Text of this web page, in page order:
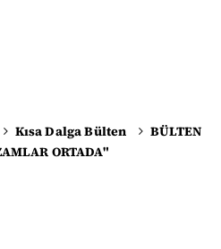
Kısa Dalga Bülten
BÜLTEN
ORTADA"